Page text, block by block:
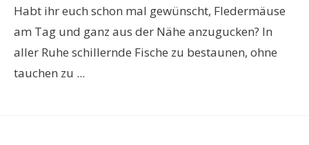
Habt ihr euch schon mal gewünscht, Fledermäuse
am Tag und ganz aus der Nähe anzugucken? In
aller Ruhe schillernde Fische zu bestaunen, ohne
tauchen zu ...